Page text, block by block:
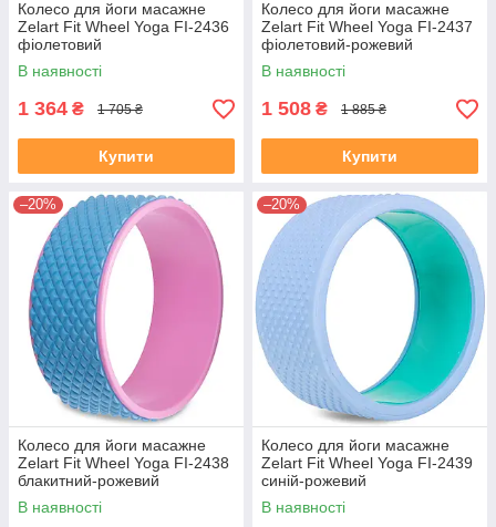
Колесо для йоги масажне
Zelart Fit Wheel Yoga FI-2436
фіолетовий
В наявності
1 364 ₴ 1 705 ₴
Купити
Колесо для йоги масажне
Zelart Fit Wheel Yoga FI-2437
фіолетовий-рожевий
В наявності
1 508 ₴ 1 885 ₴
Купити
–20%
Колесо для йоги масажне
Zelart Fit Wheel Yoga FI-2438
блакитний-рожевий
В наявності
–20%
Колесо для йоги масажне
Zelart Fit Wheel Yoga FI-2439
синій-рожевий
В наявності